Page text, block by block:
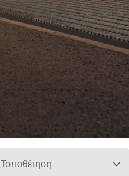
Τοποθέτηση